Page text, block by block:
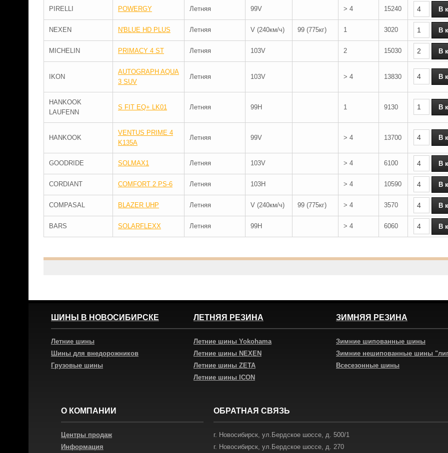
PIRELLI POWERGY Летняя 99V > 4 15240
NEXEN N'BLUE HD PLUS Летняя V (240км/ч) 99 (775кг) 1 3020
MICHELIN PRIMACY 4 ST Летняя 103V 2 15030
IKON
AUTOGRAPH AQUA
3 SUV
Летняя 103V > 4 13830
HANKOOK
LAUFENN
S FIT EQ+ LK01 Летняя 99H 1 9130
HANKOOK
VENTUS PRIME 4
K135A
Летняя 99V > 4 13700
GOODRIDE SOLMAX1 Летняя 103V > 4 6100
CORDIANT COMFORT 2 PS-6 Летняя 103H > 4 10590
COMPASAL BLAZER UHP Летняя V (240км/ч) 99 (775кг) > 4 3570
BARS SOLARFLEXX Летняя 99H > 4 6060
ШИНЫ В НОВОСИБИРСКЕ
Летние шины
Шины для внедорожников
Грузовые шины
ЛЕТНЯЯ РЕЗИНА
Летние шины Yokohama
Летние шины NEXEN
Летние шины ZETA
Летние шины ICON
ЗИМНЯЯ РЕЗИНА
Зимние шипованные шины
Зимние нешипованные шины
Всесезонные шины
О КОМПАНИИ
Центры продаж
Информация
ОБРАТНАЯ СВЯЗЬ
г. Новосибирск, ул.Бердское шоссе, д. 500/1
г. Новосибирск, ул.Бердское шоссе, д. 270